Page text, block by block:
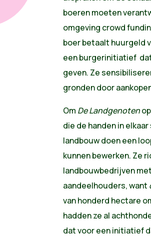
boeren moeten
omgeving crowd
boer betaalt huurgeld
een burgerinitiatief
geven. Ze
gronden door
Om De Landgenoten
die de handen in
landbouw doen een
kunnen bewerken. Ze
landbouwbedrijven
aandeelhouders, want
van honderd hectare
hadden ze al
dat voor een initiatief